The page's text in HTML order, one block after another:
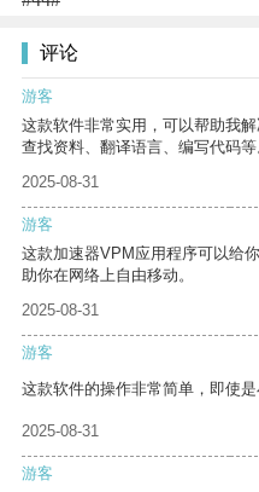
评论
游客
这款软件非常实用，可以帮助我
查找资料、翻译语言、编写代码等
2025-08-31
游客
这款加速器VPM应用程序可以给
助你在网络上自由移动。
2025-08-31
游客
这款软件的操作非常简单，即使是
2025-08-31
游客